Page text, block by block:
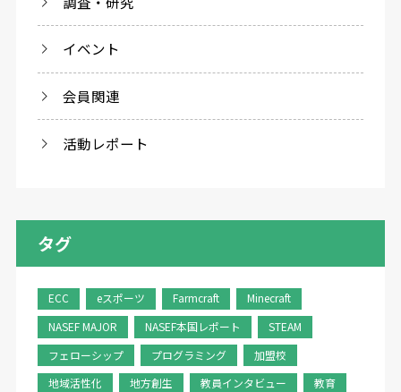
イベント
会員関連
活動レポート
タグ
ECC eスポーツ Farmcraft
Minecraft
NASEF MAJOR
NASEF本国レポート
STEAM
フェローシップ
プログラミング
加盟校
地域活性化
地方創生 教員インタビュー
教育